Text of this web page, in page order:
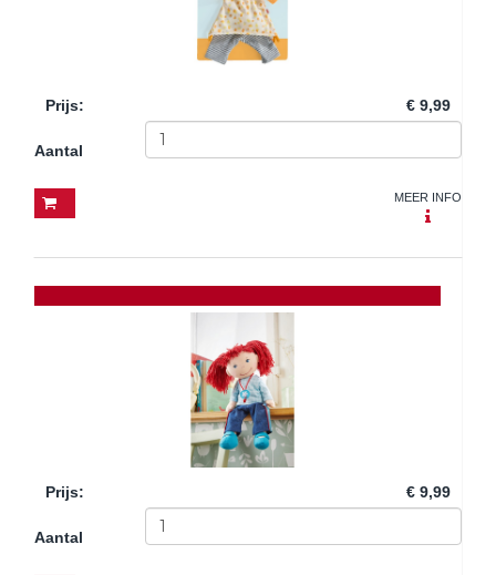
Prijs: € 9,99
Aantal
MEER INFO
Prijs: € 9,99
Aantal